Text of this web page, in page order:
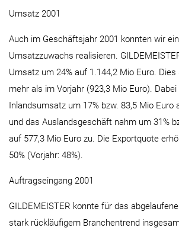
Umsatz 2001
Auch im Geschäftsjahr 2001 konnten wir
Umsatzzuwachs realisieren.
Umsatz um 24% auf 1.144,2 Mio Euro.
mehr als im Vorjahr (923,3 Mio Euro).
Inlandsumsatz um 17% bzw. 83,5 Mio Euro
und das Auslandsgeschäft nahm um 31%
auf 577,3 Mio Euro zu. Die Exportquote
50% (Vorjahr: 48%).
Auftragseingang 2001
GILDEMEISTER konnte für das
stark rückläufigem Branchentrend